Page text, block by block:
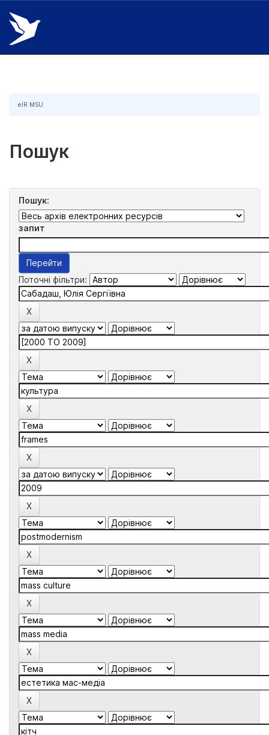
Skip
navigation
eIR MSU
Пошук
Пошук:
запит
Поточні фільтри: